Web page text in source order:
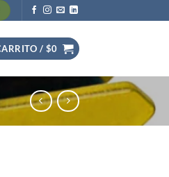
/ $0